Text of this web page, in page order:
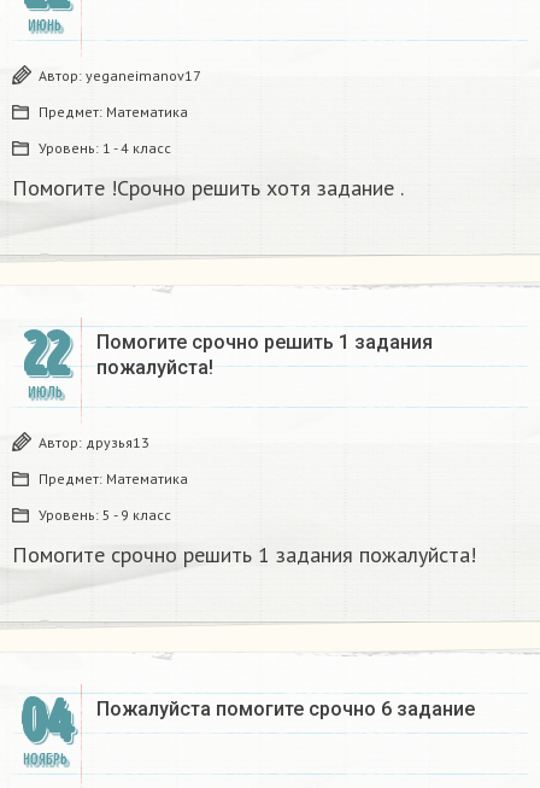
ИЮНЬ
Автор: yeganeimanov17
Предмет: Математика
Уровень: 1 - 4 класс
Помогите !Срочно решить хотя задание .
22
ИЮЛЬ
Помогите срочно решить 1 задания
пожалуйста!
Автор: друзья13
Предмет: Математика
Уровень: 5 - 9 класс
Помогите срочно решить 1 задания пожалуйста!
04
НОЯБРЬ
Пожалуйста помогите срочно 6 задание